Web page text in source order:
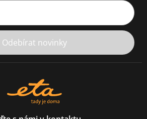
Odebírat novinky